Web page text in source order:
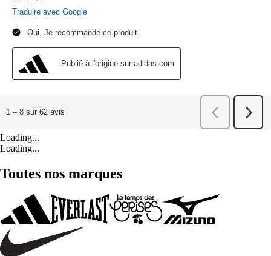
Loading...
Loading...
Toutes nos marques